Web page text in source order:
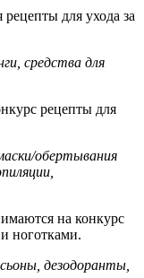
для ухода за
средства для
рецепты для
обертывания
на конкурс
ноготками.
дезодоранты,